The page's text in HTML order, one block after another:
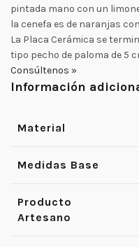
pintada mano con un
la cenefa es de naranjas
La Placa Cerámica se
tipo pecho de paloma de 5
Consúltenos »
Información
Material
Medidas Base
Producto
Artesano